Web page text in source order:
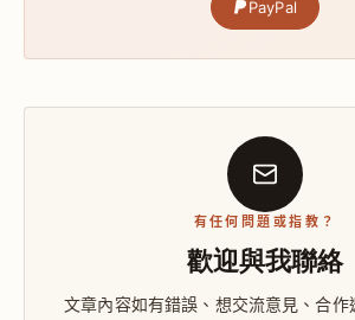
PayPal
有任何問題或指教？
歡迎與我聯絡
文章內容如有錯誤、想交流意見、合作